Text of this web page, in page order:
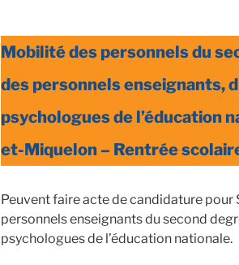
Mobilité des personnels du
des personnels enseignants,
psychologues de l’éducation
et-Miquelon – Rentrée
Peuvent faire acte de candidature
personnels enseignants du second
psychologues de l’éducation nationale.